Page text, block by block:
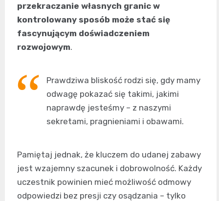
przekraczanie własnych granic w
kontrolowany sposób może stać się
fascynującym doświadczeniem
rozwojowym.
Prawdziwa bliskość rodzi się, gdy mamy
odwagę pokazać się takimi, jakimi
naprawdę jesteśmy – z naszymi
sekretami, pragnieniami i obawami.
Pamiętaj jednak, że kluczem do udanej zabawy
jest wzajemny szacunek i dobrowolność. Każdy
uczestnik powinien mieć możliwość odmowy
odpowiedzi bez presji czy osądzania – tylko